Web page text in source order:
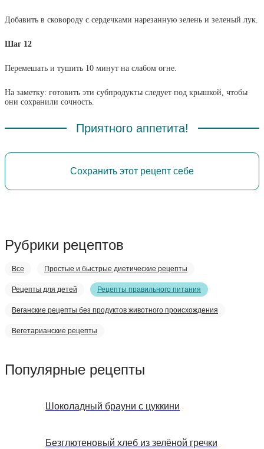
Добавить в сковороду с сердечками нарезанную зелень и зеленый лук.
Шаг 12
Перемешать и тушить 10 минут на слабом огне.
На заметку: готовить эти субпродукты следует под крышкой, чтобы
они сохранили сочность.
Приятного аппетита!
Сохранить этот рецепт себе
Рубрики рецептов
Все Простые и быстрые диетические рецепты
Рецепты для детей Рецепты правильного питания
Веганские рецепты без продуктов животного происхождения
Вегетарианские рецепты
Популярные рецепты
Шоколадный брауни с цуккини
Безглютеновый хлеб из зелёной гречки